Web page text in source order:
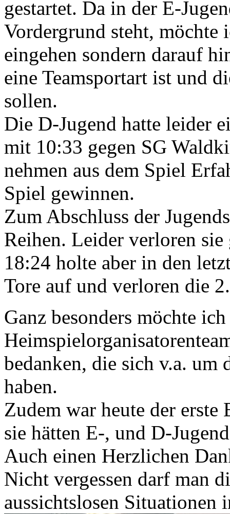
gestartet. Da in der E-
Vordergrund steht, möchte
eingehen sondern darauf
eine Teamsportart ist und
sollen.
Die D-Jugend hatte leider
mit 10:33 gegen SG
nehmen aus dem Spiel
Spiel gewinnen.
Zum Abschluss der
Reihen. Leider verloren
18:24 holte aber in den
Tore auf und verloren die
Ganz besonders möchte
bedanken, die sich v.a. um
haben.
Zudem war heute der erste
sie hätten E-, und D-
Auch einen Herzlichen
Nicht vergessen darf man
aussichtslosen Situationen